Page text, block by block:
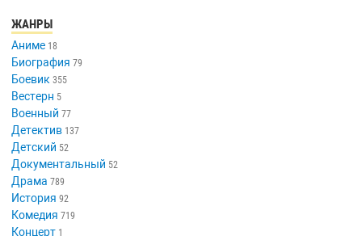
ЖАНРЫ
Аниме 18
Биография 79
Боевик 355
Вестерн 5
Военный 77
Детектив 137
Детский 52
Документальный 52
Драма 789
История 92
Комедия 719
Концерт 1